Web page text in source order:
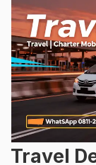
Travel